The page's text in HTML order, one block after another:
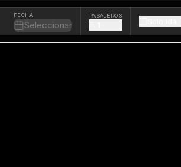
FECHA
Seleccionar
PASAJEROS